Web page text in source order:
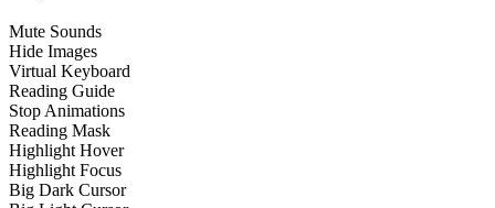
Mute Sounds
Hide Images
Virtual Keyboard
Reading Guide
Stop Animations
Reading Mask
Highlight Hover
Highlight Focus
Big Dark Cursor